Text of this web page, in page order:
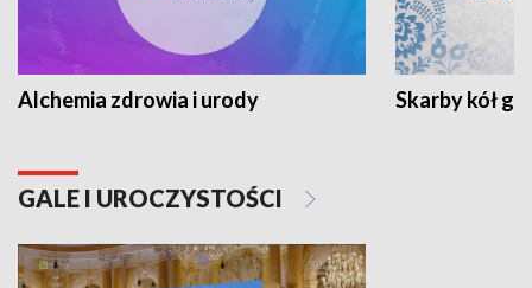
Alchemia zdrowia i urody Skarby kół
GALE I UROCZYSTOŚCI